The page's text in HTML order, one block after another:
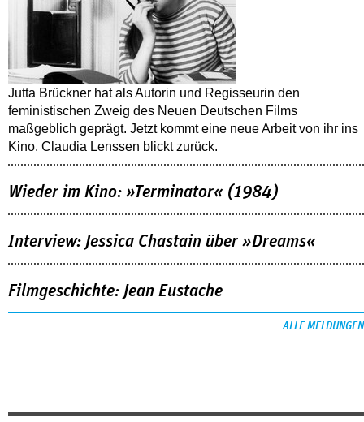
Jutta Brückner hat als Autorin und Regisseurin den
feministischen Zweig des Neuen Deutschen Films
maßgeblich geprägt. Jetzt kommt eine neue Arbeit von ihr ins
Kino. Claudia Lenssen blickt zurück.
Wieder im Kino: »Terminator« (1984)
Interview: Jessica Chastain über »Dreams«
Filmgeschichte: Jean Eustache
ALLE MELDUNGEN